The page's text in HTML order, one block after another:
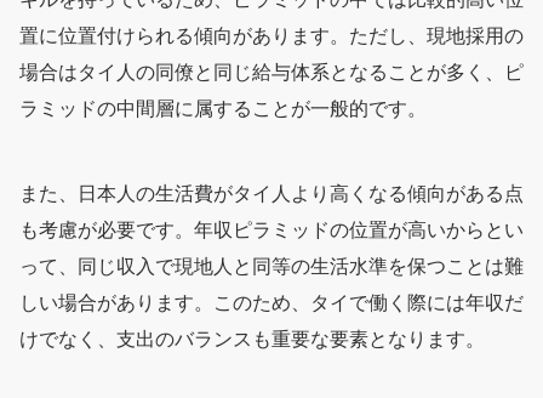
置に位置付けられる傾向があります。ただし、現地採用の
場合はタイ人の同僚と同じ給与体系となることが多く、ピ
ラミッドの中間層に属することが一般的です。
また、日本人の生活費がタイ人より高くなる傾向がある点
も考慮が必要です。年収ピラミッドの位置が高いからとい
って、同じ収入で現地人と同等の生活水準を保つことは難
しい場合があります。このため、タイで働く際には年収だ
けでなく、支出のバランスも重要な要素となります。